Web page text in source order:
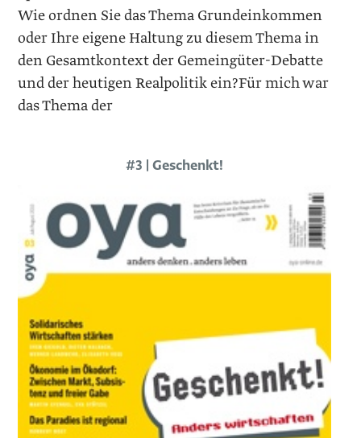
Wie ordnen Sie das Thema Grundeinkommen
oder Ihre eigene Haltung zu diesem Thema in
den Gesamtkontext der Gemeingüter-Debatte
und der heutigen ­Realpolitik ein?Für mich war
das Thema der
#3 | Geschenkt!